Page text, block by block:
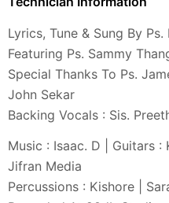
Lyrics, Tune & Sung By Ps.
Featuring Ps. Sammy
Special Thanks To Ps.
John Sekar
Backing Vocals : Sis.
Music : Isaac. D | Guitars :
Jifran Media
Percussions : Kishore |